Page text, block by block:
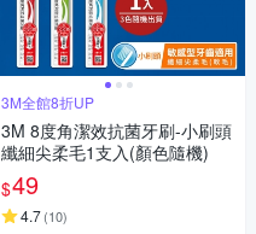
3M全館8折UP
3M 8度角潔效抗菌牙刷-小刷頭
纖細尖柔毛1支入(顏色隨機)
$49
4.7(10)